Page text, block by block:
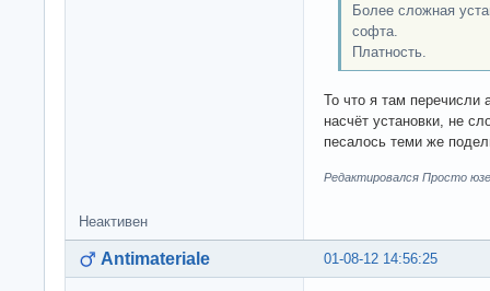
Более сложная
софта.
Платность.
То что я там
насчёт установки, не
песалось теми же
Редактировался Просто
Неактивен
01-08-12 14:56:25
Antimateriale